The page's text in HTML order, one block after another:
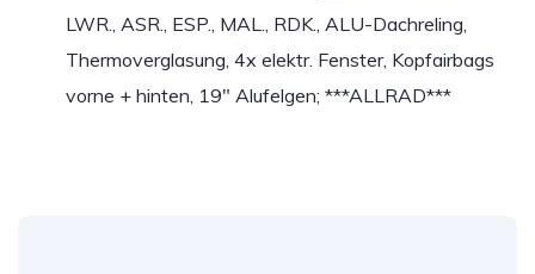
LWR., ASR., ESP., MAL., RDK., ALU-Dachreling,
Thermoverglasung, 4x elektr. Fenster, Kopfairbags
vorne + hinten, 19″ Alufelgen; ***ALLRAD***